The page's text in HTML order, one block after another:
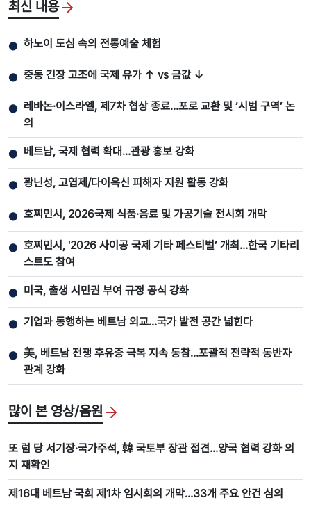
최신 내용
● 하노이 도심 속의 전통예술 체험
● 중동 긴장 고조에 국제 유가 ↑ vs 금값 ↓
● 레바논·이스라엘, 제7차 협상 종료…포로 교환 및 ‘시범 구역’ 논
의
● 베트남, 국제 협력 확대…관광 홍보 강화
● 꽝닌성, 고엽제/다이옥신 피해자 지원 활동 강화
● 호찌민시, 2026국제 식품·음료 및 가공기술 전시회 개막
● 호찌민시, '2026 사이공 국제 기타 페스티벌’ 개최…한국 기타리
스트도 참여
● 미국, 출생 시민권 부여 규정 공식 강화
● 기업과 동행하는 베트남 외교…국가 발전 공간 넓힌다
● 美, 베트남 전쟁 후유증 극복 지속 동참…포괄적 전략적 동반자
관계 강화
많이 본 영상/음원
또 럼 당 서기장·국가주석, 韓 국토부 장관 접견…양국 협력 강화 의
지 재확인
제16대 베트남 국회 제1차 임시회의 개막…33개 주요 안건 심의